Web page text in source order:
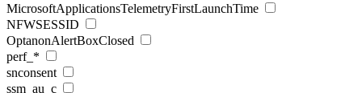
MicrosoftApplicationsTelemetryFirstLaunchTime
NFWSESSID
OptanonAlertBoxClosed
perf_*
snconsent
ssm_au_c